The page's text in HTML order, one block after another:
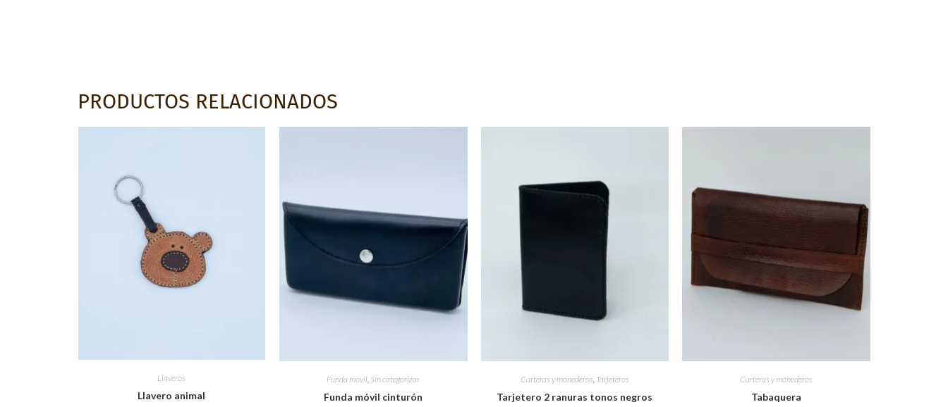
PRODUCTOS RELACIONADOS
Llaveros
Llavero animal
Funda movil, Sin categorizar
Funda móvil cinturón
Carteras y monederos, Tarjeteros
Tarjetero 2 ranuras tonos negros
Carteras y monederos
Tabaquera